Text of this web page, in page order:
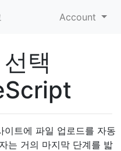
Account
택
트에 파일 업로드를 자동
는 거의 마지막 단계를 밟